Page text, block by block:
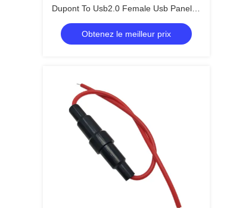
Dupont To Usb2.0 Female Usb Panel
Mount Cable
Obtenez le meilleur prix